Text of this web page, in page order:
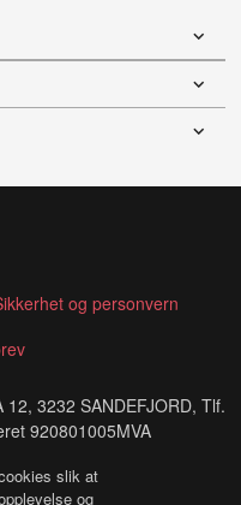
og personvern
12, 3232 SANDEFJORD, Tlf.
920801005MVA
slik at
og